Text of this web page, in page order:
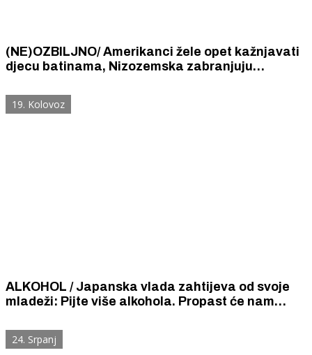
(NE)OZBILJNO/ Amerikanci žele opet kažnjavati
djecu batinama, Nizozemska zabranjuju
gradela mačizam, Japan potiče mlade da piju
alkohol...
19. Kolovoz
ALKOHOL / Japanska vlada zahtijeva od svoje
mladeži: Pijte više alkohola. Propast će nam
24. Srpanj